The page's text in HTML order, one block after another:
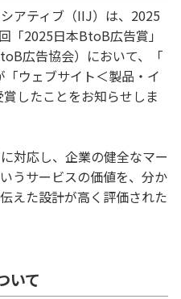
アティブ（IIJ）は、2025
「2025日本BtoB広告賞」
広告協会）において、「
「ウェブサイト＜製品・イ
したことをお知らせしま
対応し、企業の健全なマー
うサービスの価値を、分か
えた設計が高く評価された
いて